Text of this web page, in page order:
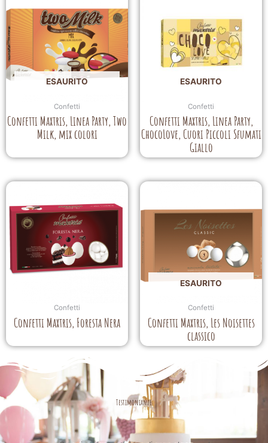
ESAURITO
Confetti
Confetti Maxtris, Linea Party, Two
Milk, mix colori
ESAURITO
Confetti
Confetti Maxtris, Linea Party,
ChocoLove, Cuori Piccoli Sfumati
Giallo
Confetti
Confetti Maxtris, Foresta Nera
ESAURITO
Confetti
Confetti Maxtris, Les Noisettes
classico
Testimonianze